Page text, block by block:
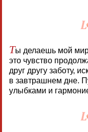
Ты делаешь мой мир
это чувство
друг другу заботу,
в завтрашнем дне.
улыбками и